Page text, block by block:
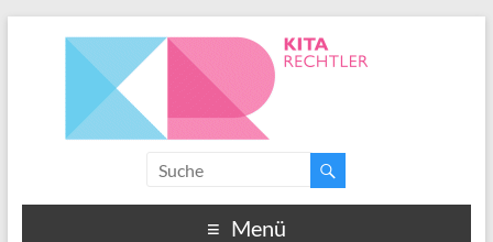
Menü